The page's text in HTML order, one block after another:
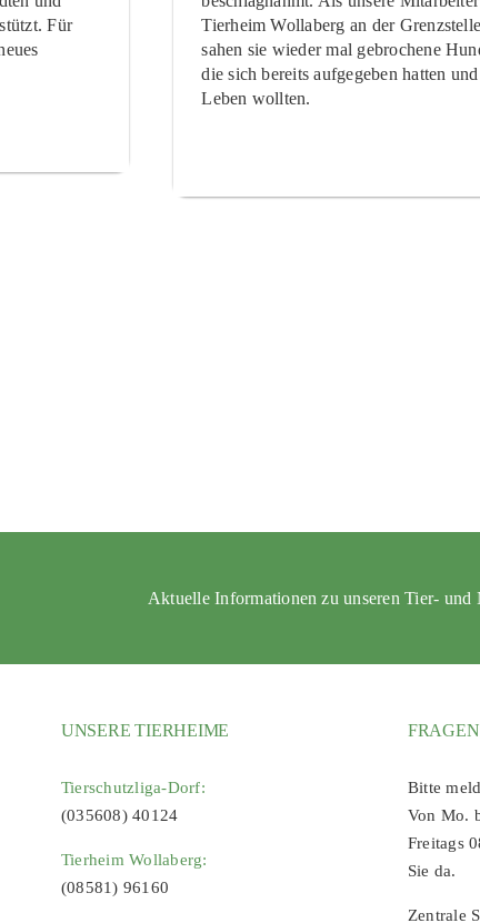
Für
Tierheim Wollaberg an der
sahen sie wieder mal gebrochene
die sich bereits aufgegeben hatten
Leben wollten.
Aktuelle Informationen zu unseren Tier- und
UNSERE TIERHEIME
Tierschutzliga-Dorf:
(035608) 40124
Tierheim Wollaberg:
(08581) 96160
Bitte
Von Mo.
Freitags
Sie da.
Zentrale